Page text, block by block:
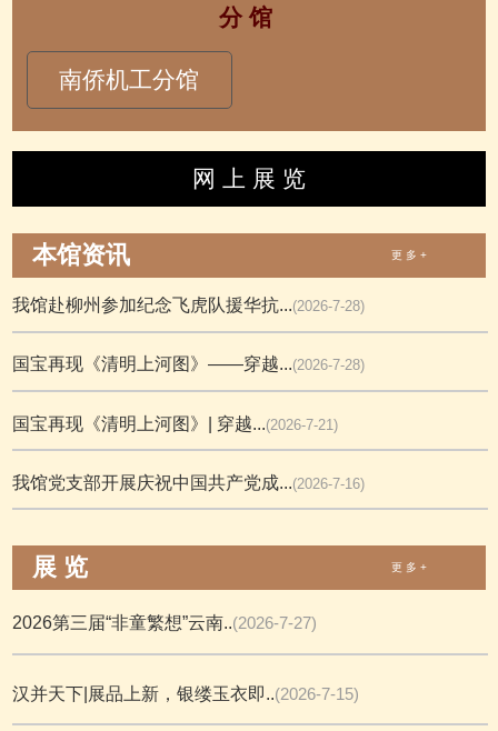
分 馆
南侨机工分馆
网 上 展 览
本馆资讯 更 多 +
我馆赴柳州参加纪念飞虎队援华抗...(2026-7-28)
国宝再现《清明上河图》——穿越...(2026-7-28)
国宝再现《清明上河图》| 穿越...(2026-7-21)
我馆党支部开展庆祝中国共产党成...(2026-7-16)
展 览 更 多 +
2026第三届“非童繁想”云南..(2026-7-27)
汉并天下|展品上新，银缕玉衣即..(2026-7-15)